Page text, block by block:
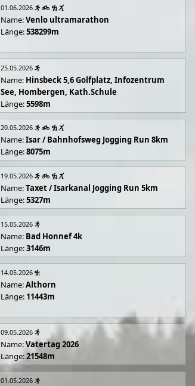
01.06.2026
Name:Venlo ultramarathon
Länge:538299m
25.05.2026
Name: Hinsbeck 5,6 Golfplatz, Infozentrum
See, Hombergen, Kath.Schule
Länge:5598m
20.05.2026
Name:Isar / Bahnhofsweg Jogging Run 8km
Länge:8075m
19.05.2026
Name:Taxet / Isarkanal Jogging Run 5km
Länge:5327m
15.05.2026
Name: Bad Honnef 4k
Länge:3146m
14.05.2026
Name:Althorn
Länge: 11443m
09.05.2026
Name:Vatertag 2026
Länge:21548m
01.05.2026